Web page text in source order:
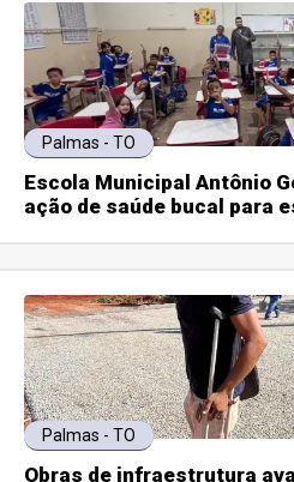
Palmas - TO
Escola Municipal Antônio
ação de saúde bucal para
Palmas - TO
Obras de infraestrutura